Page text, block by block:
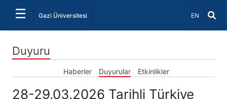
☰ Gazi Üniversitesi Dil Seçiniz
EN
Duyuru
Haberler Duyurular Etkinlikler
28-29.03.2026 Tarihli Türkiye